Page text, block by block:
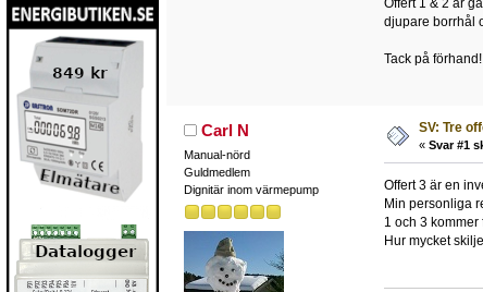
Offert 1 & 2 är
djupare borrhål
Tack på förhand!
Carl N
Manual-nörd
Guldmedlem
Dignitär inom värmepump
SV: Tre
« Svar #1
Offert 3 är en
Min personliga
1 och 3
Hur mycket